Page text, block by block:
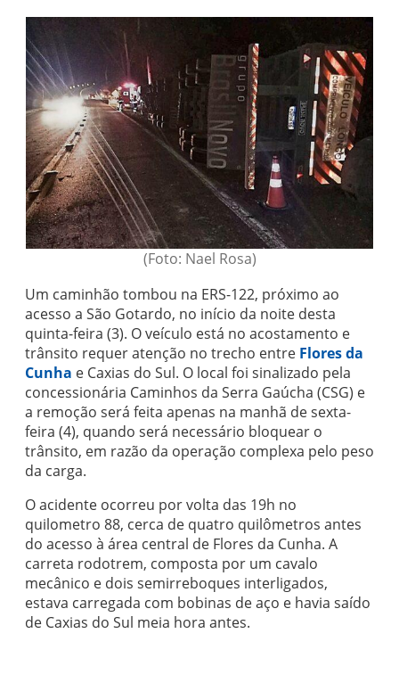
(Foto: Nael Rosa)
Um caminhão tombou na ERS-122, próximo ao
acesso a São Gotardo, no início da noite desta
quinta-feira (3). O veículo está no acostamento e
trânsito requer atenção no trecho entre Flores da
Cunha e Caxias do Sul. O local foi sinalizado pela
concessionária Caminhos da Serra Gaúcha (CSG) e
a remoção será feita apenas na manhã de sexta-
feira (4), quando será necessário bloquear o
trânsito, em razão da operação complexa pelo peso
da carga.
O acidente ocorreu por volta das 19h no
quilometro 88, cerca de quatro quilômetros antes
do acesso à área central de Flores da Cunha. A
carreta rodotrem, composta por um cavalo
mecânico e dois semirreboques interligados,
estava carregada com bobinas de aço e havia saído
de Caxias do Sul meia hora antes.